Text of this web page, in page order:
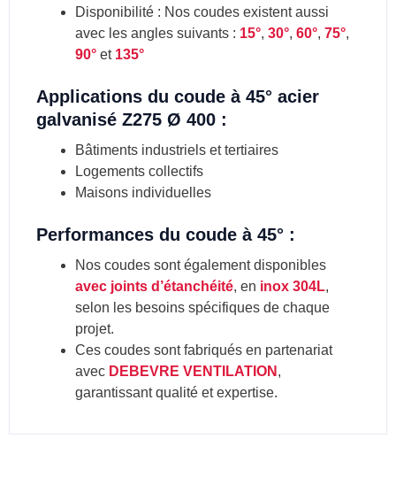
Disponibilité : Nos coudes existent aussi
avec les angles suivants : 15°, 30°, 60°, 75°,
90°et 135°
Applications du coude à 45° acier
galvanisé Z275 Ø 400 :
Bâtiments industriels et tertiaires
Logements collectifs
Maisons individuelles
Performances du coude à 45° :
Nos coudes sont également disponibles
avec joints d’étanchéité, en inox 304L,
selon les besoins spécifiques de chaque
projet.
Ces coudes sont fabriqués en partenariat
avec DEBEVRE VENTILATION ,
garantissant qualité et expertise.